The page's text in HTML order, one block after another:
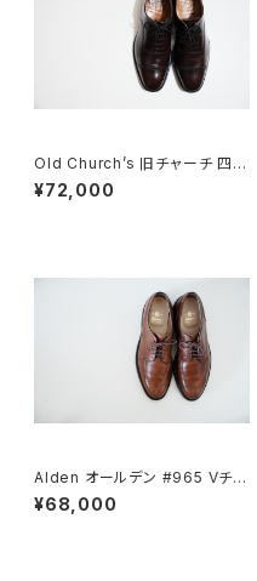
Old Church’s 旧チャーチ 四都
市 BELMONTパンチドキャップ
トウ 85G
¥72,000
Alden オールデン #965 Vチッ
プ 9D
¥68,000